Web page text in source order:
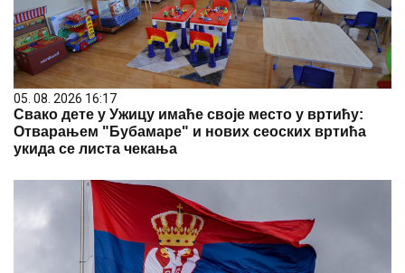
05. 08. 2026 16:17
Свако дете у Ужицу имаће своје место у вртићу:
Отварањем "Бубамаре" и нових сеоских вртића
укида се листа чекања